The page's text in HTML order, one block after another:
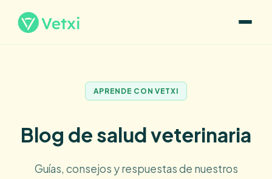
APRENDE CON VETXI
Blog de salud veterinaria
Guías, consejos y respuestas de nuestros